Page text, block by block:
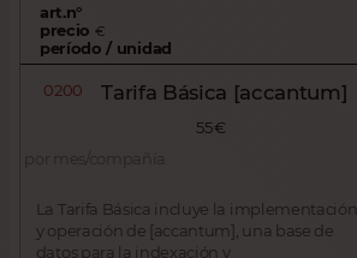
art.n°
precio €
período / unidad
0200 Tarifa Básica [accantum]
55 €
por mes/compañía
La Tarifa Básica incluye la implementación
y operación de [accantum], una base de
datos para la indexación y